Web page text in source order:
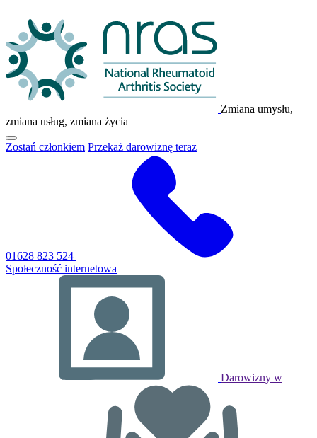
Zmiana umysłu,
zmiana usług, zmiana życia
Kliknij,
aby
Zostań członkiem Przekaż darowiznę teraz
01628 823 524
Społeczność internetowa
Darowizny w